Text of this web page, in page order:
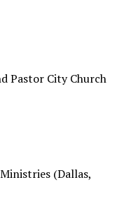
Pastor City Church
(Dallas,